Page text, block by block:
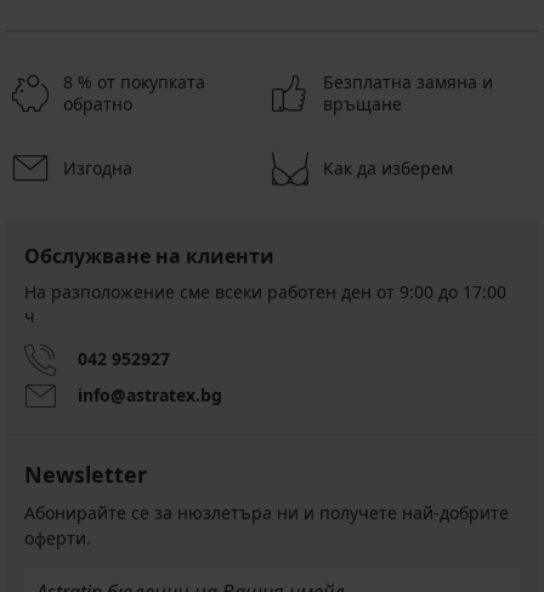
8 % от покупката
обратно
Безплатна замяна и
връщане
Изгодна Как да изберем
Обслужване на клиенти
На разположение сме всеки работен ден от 9:00 до 17:00
ч
042 952927
info@astratex.bg
Newsletter
Абонирайте се за нюзлетъра ни и получете най-добрите
оферти.